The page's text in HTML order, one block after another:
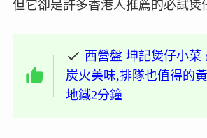
但它卻是許多香港人推薦的必試煲
西營盤 坤記煲仔小菜
炭火美味,排隊也值得的
地鐵2分鐘